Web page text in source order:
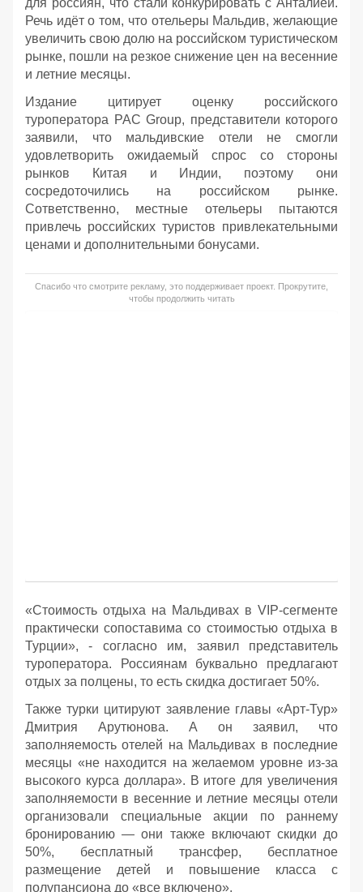
для россиян, что стали конкурировать с Анталией.
Речь идёт о том, что отельеры Мальдив, желающие
увеличить свою долю на российском туристическом
рынке, пошли на резкое снижение цен на весенние
и летние месяцы.
Издание цитирует оценку российского
туроператора PAC Group, представители которого
заявили, что мальдивские отели не смогли
удовлетворить ожидаемый спрос со стороны
рынков Китая и Индии, поэтому они
сосредоточились на российском рынке.
Сответственно, местные отельеры пытаются
привлечь российских туристов привлекательными
ценами и дополнительными бонусами.
Спасибо что смотрите рекламу, это поддерживает проект. Прокрутите,
чтобы продолжить читать
«Стоимость отдыха на Мальдивах в VIP-сегменте
практически сопоставима со стоимостью отдыха в
Турции», - согласно им, заявил представитель
туроператора. Россиянам буквально предлагают
отдых за полцены, то есть скидка достигает 50%.
Также турки цитируют заявление главы «Арт-Тур»
Дмитрия Арутюнова. А он заявил, что
заполняемость отелей на Мальдивах в последние
месяцы «не находится на желаемом уровне из-за
высокого курса доллара». В итоге для увеличения
заполняемости в весенние и летние месяцы отели
организовали специальные акции по раннему
бронированию — они также включают скидки до
50%, бесплатный трансфер, бесплатное
размещение детей и повышение класса с
полупансиона до «все включено».